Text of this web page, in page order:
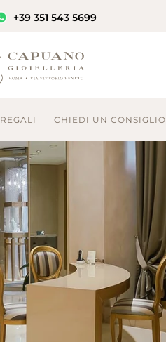
+39 351 543 5699
REGALI CHIEDI UN CONSIGLIO